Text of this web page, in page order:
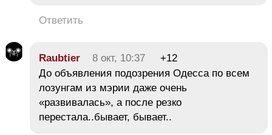
Ответить
Raubtier 8 окт, 10:37
+12
До объявления подозрения Одесса по всем
лозунгам из мэрии даже очень
«развивалась», а после резко
перестала..бывает, бывает..